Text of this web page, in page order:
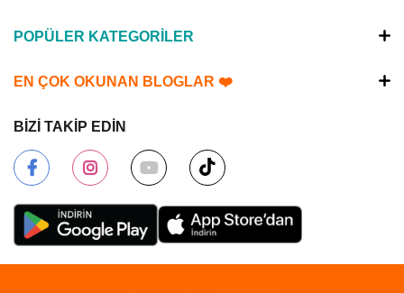
POPÜLER KATEGORİLER
EN ÇOK OKUNAN BLOGLAR ❤️
BİZİ TAKİP EDİN